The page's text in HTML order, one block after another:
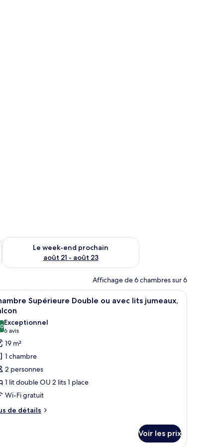
août 14 - août 16
Le week-end prochain
août 21 - août 23
Vérifier la disponibilité pour le week-end prochain août 21 -
Affichage de 6 chambres sur 6
panier contenant des articles de toilette.
une table de chevet sur laquelle se trouve une télécommande, et un
:
Une chambre avec un grand lit, une table
10
Supérieure Double ou avec lits jumeaux,
sur 10
Exceptionnel
6 avis
(6 avis)
19 m²
1 chambre
2 personnes
1 lit double OU 2 lits 1 place
Wi-Fi gratuit
de détails
Voir les prix